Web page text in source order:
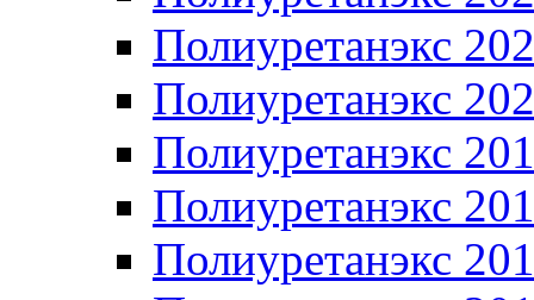
Полиуретанэкс
Полиуретанэкс
Полиуретанэкс
Полиуретанэкс
Полиуретанэкс